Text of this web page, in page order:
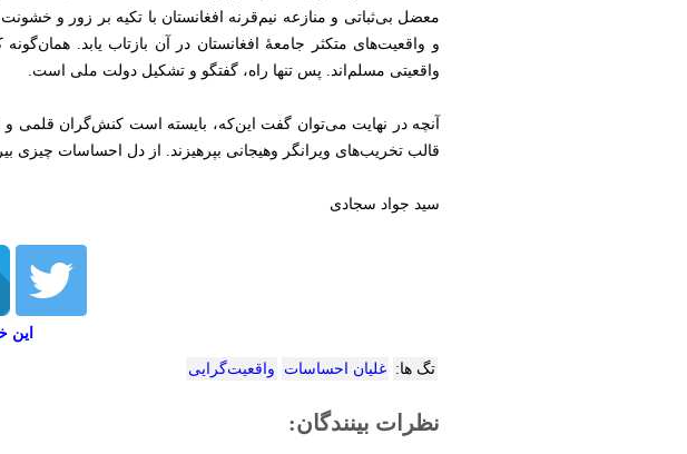
معضل بی‌ثباتی و منازعه نیم‌قرنه افغانستان با تکیه بر زور و
و واقعیت‌های متکثر جامعهٔ افغانستان در آن بازتاب یابد.
واقعیتی مسلم‌اند. پس تنها راه، گفتگو و تشکیل دولت ملی است.
آنچه در نهایت می‌توان گفت این‌که، بایسته است کنش‌گران قلمی و
قالب تخریب‌های ویرانگر وهیجانی بپرهیزند. از دل احساسات چیزی
سید جواد سجادی
این
تگ ها: غلیان احساسات‌ واقعیت‌گرایی
نظرات بینندگان: